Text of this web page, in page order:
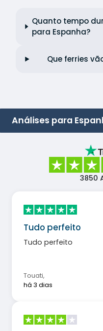
Quanto tempo
para Espanha?
Que ferries
Análises para
3850
Tudo perfeito
Tudo perfeito
Touati,
há 3 dias